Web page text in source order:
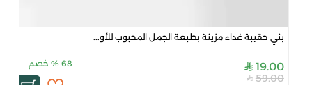
بني حقيبة غداء مزينة بطبعة الجمل المحبوب للأو...
19.00
68
% خصم
59.00